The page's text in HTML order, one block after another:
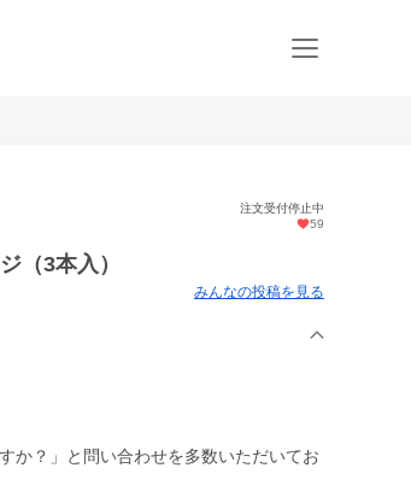
注文受付停止中
59
ジ（3本入）
みんなの投稿を見る
か？」と問い合わせを多数いただいてお